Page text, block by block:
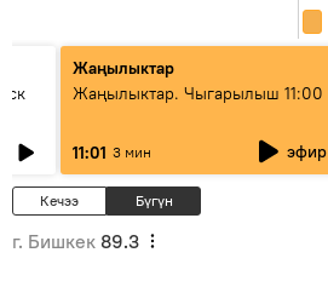
Жаңылыктар
Жаңылыктар. Чыгарылыш 11:00
11:01 3 мин эфир
Кечээ Бүгүн
г. Бишкек 89.3